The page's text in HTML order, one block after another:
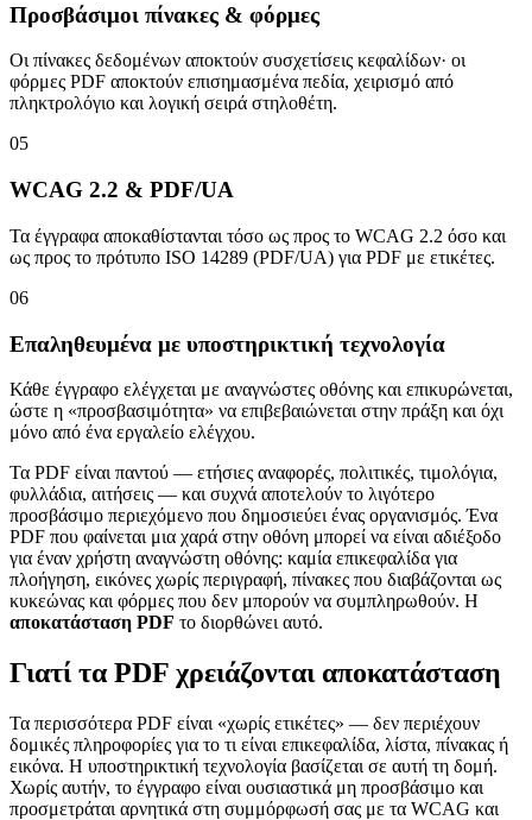
Προσβάσιμοι πίνακες & φόρμες
Οι πίνακες δεδομένων αποκτούν συσχετίσεις κεφαλίδων· οι
φόρμες PDF αποκτούν επισημασμένα πεδία, χειρισμό από
πληκτρολόγιο και λογική σειρά στηλοθέτη.
05
WCAG 2.2 & PDF/UA
Τα έγγραφα αποκαθίστανται τόσο ως προς το WCAG 2.2 όσο και
ως προς το πρότυπο ISO 14289 (PDF/UA) για PDF με ετικέτες.
06
Επαληθευμένα με υποστηρικτική τεχνολογία
Κάθε έγγραφο ελέγχεται με αναγνώστες οθόνης και επικυρώνεται,
ώστε η «προσβασιμότητα» να επιβεβαιώνεται στην πράξη και όχι
μόνο από ένα εργαλείο ελέγχου.
Τα PDF είναι παντού — ετήσιες αναφορές, πολιτικές, τιμολόγια,
φυλλάδια, αιτήσεις — και συχνά αποτελούν το λιγότερο
προσβάσιμο περιεχόμενο που δημοσιεύει ένας οργανισμός. Ένα
PDF που φαίνεται μια χαρά στην οθόνη μπορεί να είναι αδιέξοδο
για έναν χρήστη αναγνώστη οθόνης: καμία επικεφαλίδα για
πλοήγηση, εικόνες χωρίς περιγραφή, πίνακες που διαβάζονται ως
κυκεώνας και φόρμες που δεν μπορούν να συμπληρωθούν. Η
αποκατάσταση PDF το διορθώνει αυτό.
Γιατί τα PDF χρειάζονται αποκατάσταση
Τα περισσότερα PDF είναι «χωρίς ετικέτες» — δεν περιέχουν
δομικές πληροφορίες για το τι είναι επικεφαλίδα, λίστα, πίνακας ή
εικόνα. Η υποστηρικτική τεχνολογία βασίζεται σε αυτή τη δομή.
Χωρίς αυτήν, το έγγραφο είναι ουσιαστικά μη προσβάσιμο και
προσμετράται αρνητικά στη συμμόρφωσή σας με τα WCAG και